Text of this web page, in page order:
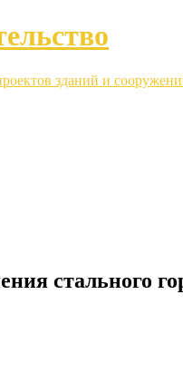
зданий и
стального